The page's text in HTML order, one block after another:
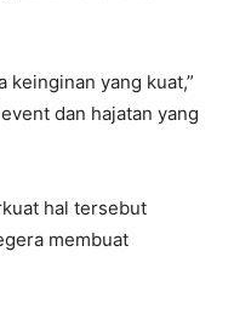
keinginan yang kuat,”
dan hajatan yang
hal tersebut
membuat